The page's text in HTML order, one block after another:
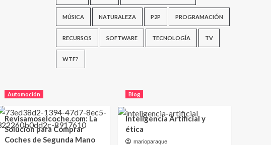
MÚSICA NATURALEZA P2P PROGRAMACIÓN
RECURSOS SOFTWARE TECNOLOGÍA TV
WTF?
Automoción
Revisamoselcoche.com: La
Solución para Comprar
Coches de Segunda Mano
Blog
Inteligencia Artificial y
ética
marioparaque